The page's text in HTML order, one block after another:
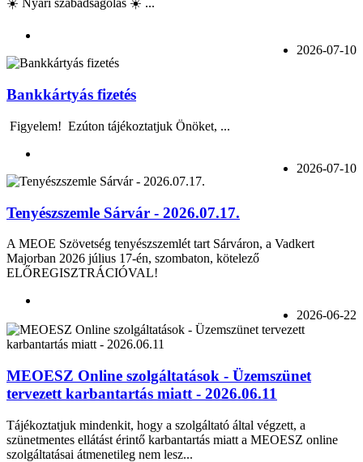
☀️ Nyári szabadságolás ☀️ ...
2026-07-10
Bankkártyás fizetés
Figyelem! Ezúton tájékoztatjuk Önöket, ...
2026-07-10
Tenyészszemle Sárvár - 2026.07.17.
A MEOE Szövetség tenyészszemlét tart Sárváron, a Vadkert
Majorban 2026 július 17-én, szombaton, kötelező
ELŐREGISZTRÁCIÓVAL!
2026-06-22
MEOESZ Online szolgáltatások - Üzemszünet
tervezett karbantartás miatt - 2026.06.11
Tájékoztatjuk mindenkit, hogy a szolgáltató által végzett, a
szünetmentes ellátást érintő karbantartás miatt a MEOESZ online
szolgáltatásai átmenetileg nem lesz...